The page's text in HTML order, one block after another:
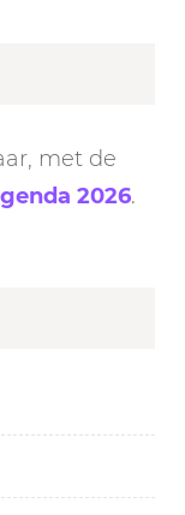
met de
2026.